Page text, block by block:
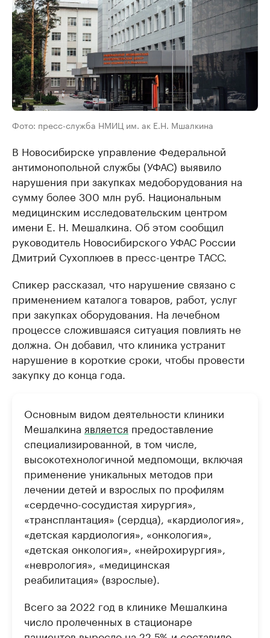
Фото: пресс-служба НМИЦ им. ак Е.Н. Мшалкина
В Новосибирске управление Федеральной
антимонопольной службы (УФАС) выявило
нарушения при закупках медоборудования на
сумму более 300 млн руб. Национальным
медицинским исследовательским центром
имени Е. Н. Мешалкина. Об этом сообщил
руководитель Новосибирского УФАС России
Дмитрий Сухоплюев в пресс-центре ТАСС.
Спикер рассказал, что нарушение связано с
применением каталога товаров, работ, услуг
при закупках оборудования. На лечебном
процессе сложившаяся ситуация повлиять не
должна. Он добавил, что клиника устранит
нарушение в короткие сроки, чтобы провести
закупку до конца года.
Основным видом деятельности клиники
Мешалкина является предоставление
специализированной, в том числе,
высокотехнологичной медпомощи, включая
применение уникальных методов при
лечении детей и взрослых по профилям
«сердечно-сосудистая хирургия»,
«трансплантация» (сердца), «кардиология»,
«детская кардиология», «онкология»,
«детская онкология», «нейрохирургия»,
«неврология», «медицинская
реабилитация» (взрослые).
Всего за 2022 год в клинике Мешалкина
число пролеченных в стационаре